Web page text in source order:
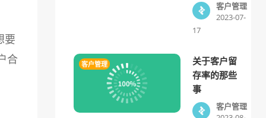
要
合
客户管理
2023-07-
17
客户管理
关于客户留
存率的那些
事
客户管理